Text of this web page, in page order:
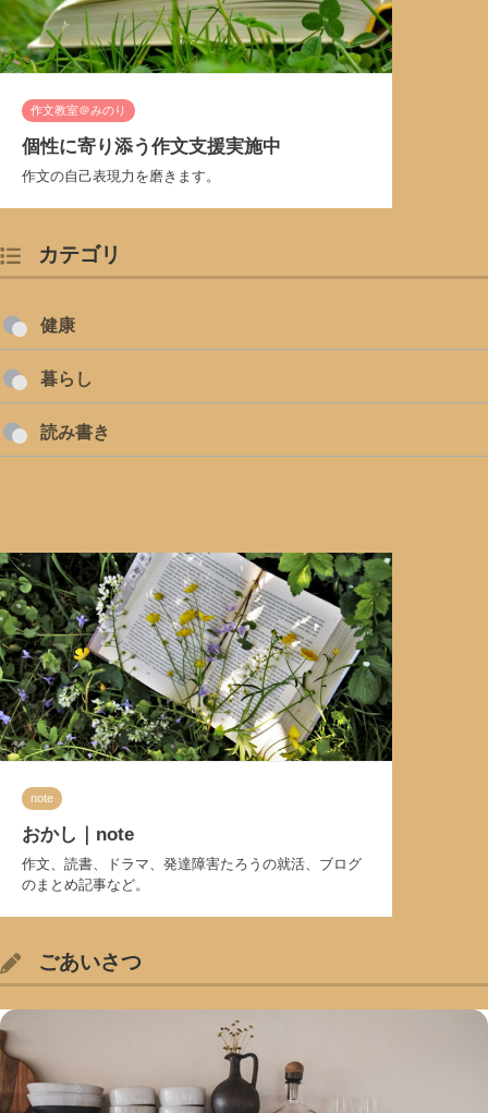
作文教室＠みのり
個性に寄り添う作文支援実施中
作文の自己表現力を磨きます。
カテゴリ
健康
暮らし
読み書き
note
おかし｜note
作文、読書、ドラマ、発達障害たろうの就活、ブログ
のまとめ記事など。
ごあいさつ